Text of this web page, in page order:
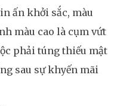
ấn khởi sắc, màu
màu cao là cụm vứt
phải túng thiếu mật
sau sự khyến mãi